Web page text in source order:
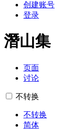
创建账号
登录
潛山集
页面
讨论
不转换
不转换
简体